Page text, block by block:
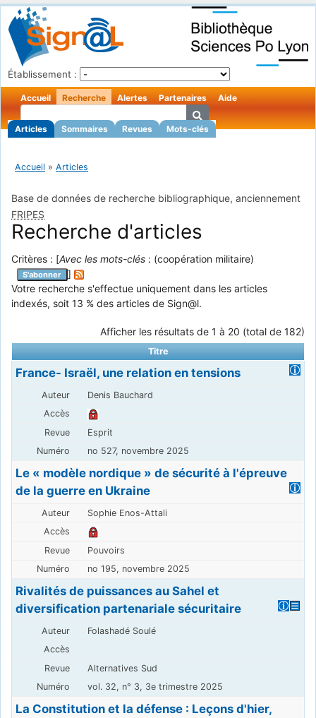
Établissement :
Accueil Recherche
Articles Sommaires Revues Mots-clés
Alertes Partenaires Aide
Accueil » Articles
Base de données de recherche bibliographique, anciennement
FRIPES
Recherche d'articles
Critères : [Avec les mots-clés : (coopération militaire)
S'abonner
]
Votre recherche s'effectue uniquement dans les articles
indexés, soit 13 % des articles de Sign@l.
Afficher les résultats de 1 à 20 (total de 182)
Titre
France- Israël, une relation en tensions
Denis Bauchard
Esprit
no 527, novembre 2025
Le « modèle nordique » de sécurité à l'épreuve
de la guerre en Ukraine
Sophie Enos-Attali
Pouvoirs
no 195, novembre 2025
Rivalités de puissances au Sahel et
diversification partenariale sécuritaire
Folashadé Soulé
Alternatives Sud
vol. 32, n° 3, 3e trimestre 2025
La Constitution et la défense : Leçons d'hier,